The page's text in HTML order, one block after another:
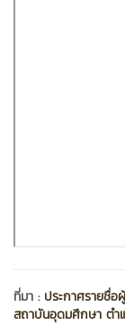
ที่มา : ประกาศรายชื่อ
สถาบันอุดมศึกษา ตำ